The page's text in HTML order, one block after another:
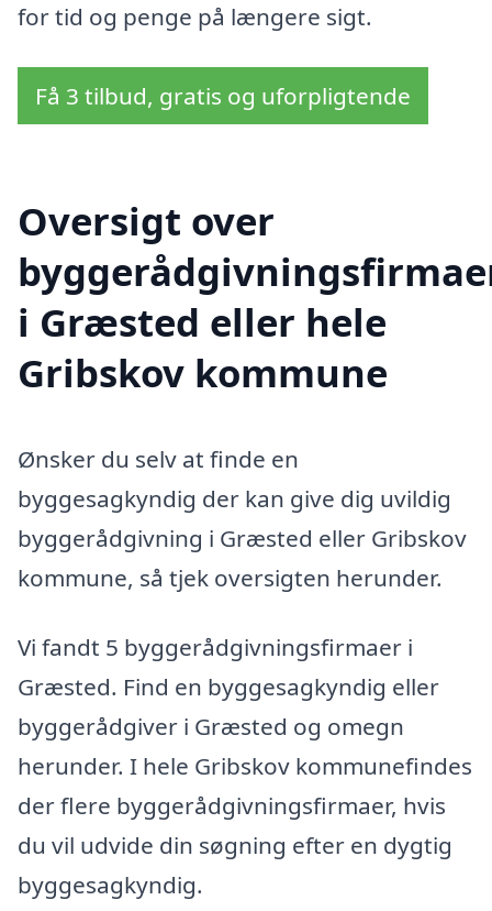
for tid og penge på længere sigt.
Få 3 tilbud, gratis og uforpligtende
Oversigt over
i Græsted eller hele
Gribskov kommune
Ønsker du selv at finde en
byggesagkyndig der kan give dig uvildig
byggerådgivning i Græsted eller Gribskov
kommune, så tjek oversigten herunder.
Vi fandt 5 byggerådgivningsfirmaer i
Græsted. Find en byggesagkyndig eller
byggerådgiver i Græsted og omegn
herunder. I hele Gribskov kommunefindes
der flere byggerådgivningsfirmaer, hvis
du vil udvide din søgning efter en dygtig
byggesagkyndig.